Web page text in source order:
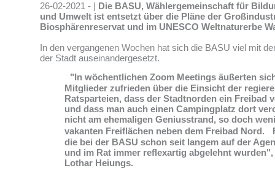
26-02-2021 - | Die BASU, Wählergemeinschaft für
und Umwelt ist entsetzt über die Pläne der
Biosphärenreservat und im UNESCO Weltnaturerbe
In den vergangenen Wochen hat sich die BASU viel mit
der Stadt auseinandergesetzt.
"In wöchentlichen Zoom Meetings äußerten
Mitglieder zufrieden über die Einsicht der
Ratsparteien, dass der Stadtnorden ein Freibad
und dass man auch einen Campingplatz dort
nicht am ehemaligen Geniusstrand, so doch
vakanten Freiflächen neben dem Freibad Nord.
die bei der BASU schon seit langem auf der
und im Rat immer reflexartig abgelehnt
Lothar Heiungs.